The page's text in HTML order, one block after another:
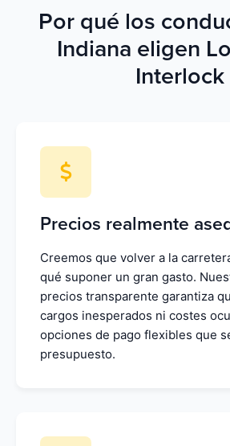
Por qué los
Indiana eligen
Interlock
Precios realmente
Creemos que volver a la
qué suponer un gran gasto.
precios transparente garantiza
cargos inesperados ni costes
opciones de pago flexibles que
presupuesto.